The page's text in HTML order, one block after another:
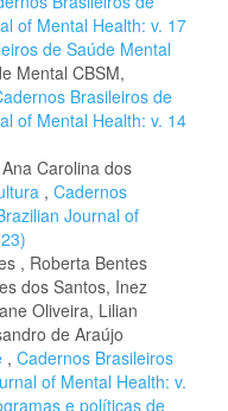
of Mental Health: v. 17
de Saúde Mental
Mental CBSM,
Brasileiros de
of Mental Health: v. 14
Carolina dos
, Cadernos
Journal of
, Roberta Bentes
dos Santos, Inez
Oliveira, Lilian
de Araújo
, Cadernos Brasileiros
of Mental Health: v.
e políticas de